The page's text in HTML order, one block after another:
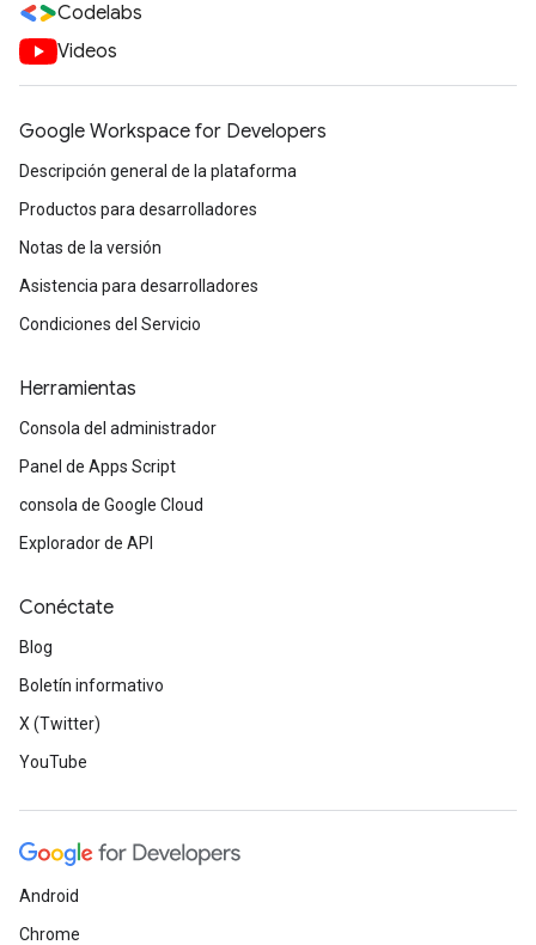
Codelabs
Videos
Google Workspace for Developers
Descripción general de la plataforma
Productos para desarrolladores
Notas de la versión
Asistencia para desarrolladores
Condiciones del Servicio
Herramientas
Consola del administrador
Panel de Apps Script
consola de Google Cloud
Explorador de API
Conéctate
Blog
Boletín informativo
X (Twitter)
YouTube
Android
Chrome